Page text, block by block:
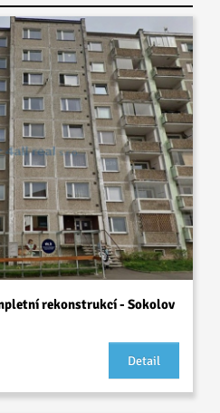
rekonstrukcí - Sokolov
Detail